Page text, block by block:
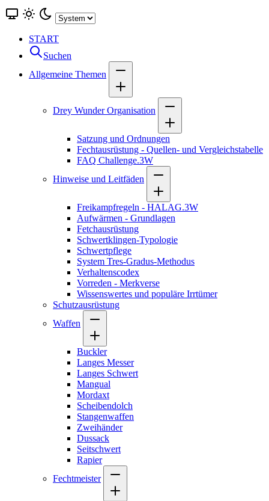
START
Suchen
Allgemeine Themen
Drey Wunder Organisation
Satzung und Ordnungen
Fechtausrüstung - Quellen- und Vergleichstabelle
FAQ Challenge.3W
Hinweise und Leitfäden
Freikampfregeln - HALAG.3W
Aufwärmen - Grundlagen
Fetchausrüstung
Schwertklingen-Typologie
Schwertpflege
System Tres-Gradus-Methodus
Verhaltenscodex
Vorreden - Merkverse
Wissenswertes und populäre Irrtümer
Schutzausrüstung
Waffen
Buckler
Langes Messer
Langes Schwert
Mangual
Mordaxt
Scheibendolch
Stangenwaffen
Zweihänder
Dussack
Seitschwert
Rapier
Fechtmeister